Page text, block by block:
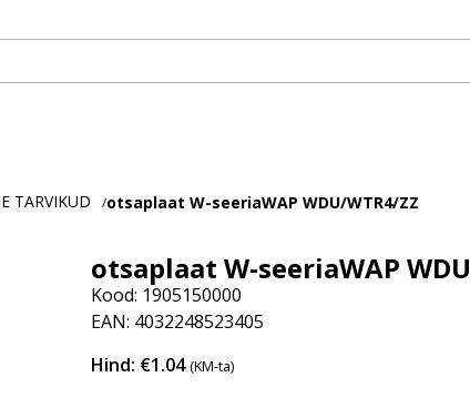
TARVIKUD /otsaplaat W-seeriaWAP WDU/WTR4/ZZ
otsaplaat W-seeriaWAP
Kood: 1905150000
EAN: 4032248523405
Hind: €1.04(KM-ta)